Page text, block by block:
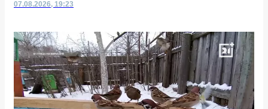
07.08.2026, 19:23